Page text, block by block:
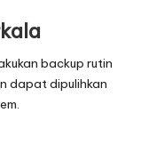
backup rutin
dapat dipulihkan